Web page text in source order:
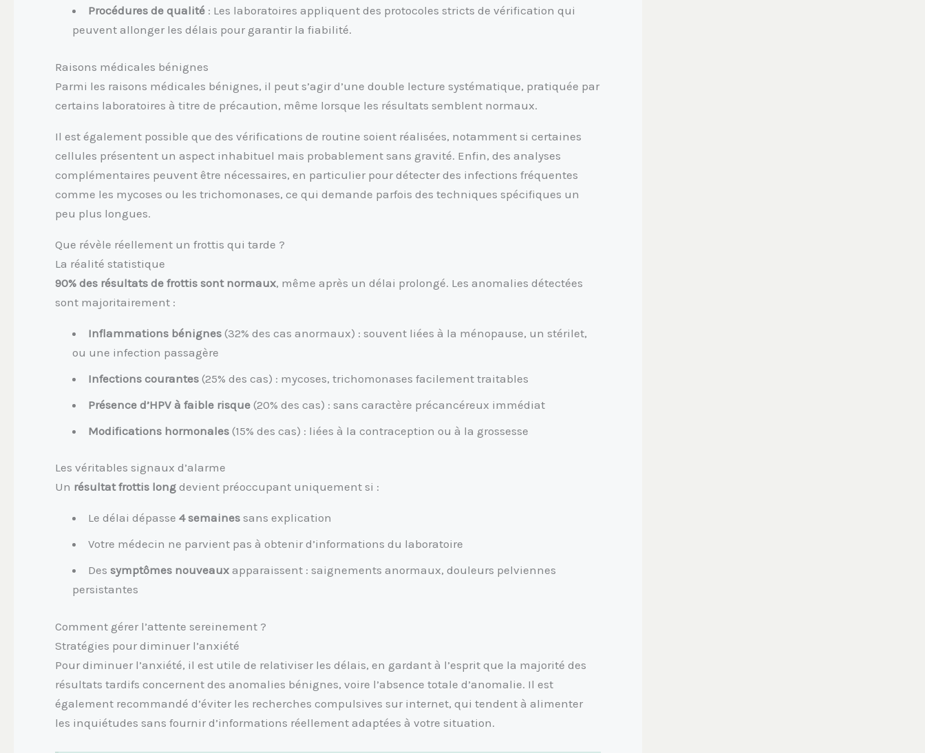
Procédures de qualité : Les laboratoires appliquent des protocoles stricts de vérification qui
peuvent allonger les délais pour garantir la fiabilité.
Raisons médicales bénignes
Parmi les raisons médicales bénignes, il peut s’agir d’une double lecture systématique, pratiquée par
certains laboratoires à titre de précaution, même lorsque les résultats semblent normaux.
Il est également possible que des vérifications de routine soient réalisées, notamment si certaines
cellules présentent un aspect inhabituel mais probablement sans gravité. Enfin, des analyses
complémentaires peuvent être nécessaires, en particulier pour détecter des infections fréquentes
comme les mycoses ou les trichomonases, ce qui demande parfois des techniques spécifiques un
peu plus longues.
Que révèle réellement un frottis qui tarde ?
La réalité statistique
90% des résultats de frottis sont normaux, même après un délai prolongé. Les anomalies détectées
sont majoritairement :
Inflammations bénignes (32% des cas anormaux) : souvent liées à la ménopause, un stérilet,
ou une infection passagère
Infections courantes (25% des cas) : mycoses, trichomonases facilement traitables
Présence d’HPV à faible risque (20% des cas) : sans caractère précancéreux immédiat
Modifications hormonales (15% des cas) : liées à la contraception ou à la grossesse
Les véritables signaux d’alarme
Un résultat frottis long devient préoccupant uniquement si :
Le délai dépasse 4 semaines sans explication
Votre médecin ne parvient pas à obtenir d’informations du laboratoire
Des symptômes nouveaux apparaissent : saignements anormaux, douleurs pelviennes
persistantes
Comment gérer l’attente sereinement ?
Stratégies pour diminuer l’anxiété
Pour diminuer l’anxiété, il est utile de relativiser les délais, en gardant à l’esprit que la majorité des
résultats tardifs concernent des anomalies bénignes, voire l’absence totale d’anomalie. Il est
également recommandé d’éviter les recherches compulsives sur internet, qui tendent à alimenter
les inquiétudes sans fournir d’informations réellement adaptées à votre situation.